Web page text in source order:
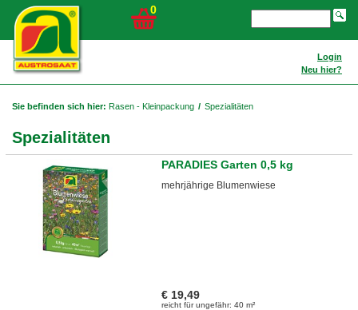
0
Login
Neu hier?
Sie befinden sich hier: Rasen - Kleinpackung / Spezialitäten
Spezialitäten
PARADIES Garten 0,5 kg
mehrjährige Blumenwiese
€ 19,49
reicht für ungefähr: 40 m²